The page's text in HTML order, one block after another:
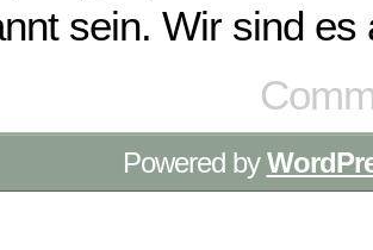
sein. Wir sind es
Powered by